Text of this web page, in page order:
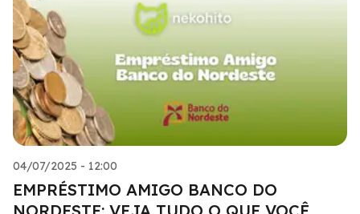
04/07/2025 - 12:00
EMPRÉSTIMO AMIGO BANCO DO